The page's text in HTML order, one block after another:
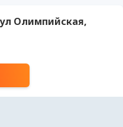
Олимпийская,